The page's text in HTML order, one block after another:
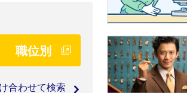
職位別
合わせて検索